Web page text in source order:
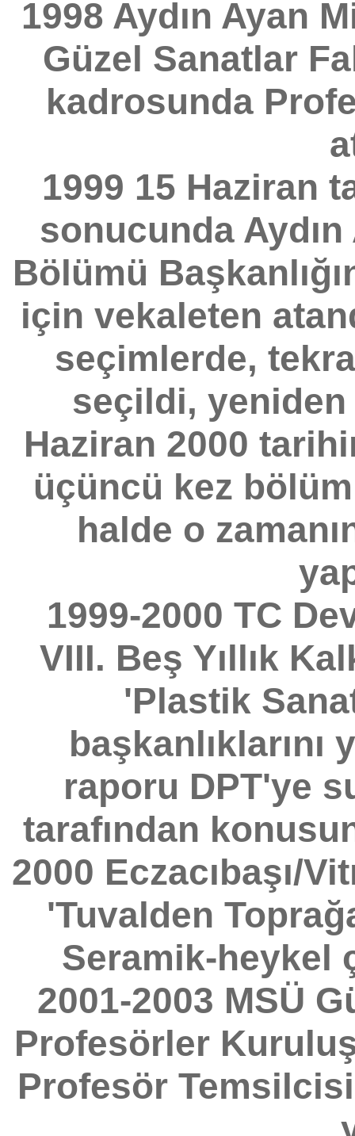
1998 Aydın Ayan
Güzel Sanatlar
kadrosunda
1999 15 Haziran
sonucunda
Bölümü
için vekaleten
seçimlerde,
seçildi, yeniden
Haziran 2000
üçüncü kez
halde o
1999-2000 TC
VIII. Beş Yıllık
'Plastik
başkanlıklarını
raporu DPT'ye
tarafından
2000 Eczacıbaşı/
'Tuvalden
Seramik-heykel
2001-2003 MSÜ
Profesörler
Profesör